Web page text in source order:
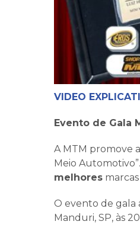
VIDEO
Evento de Gala
A MTM promove
Meio
melhores
O evento de gala
Manduri, SP, às